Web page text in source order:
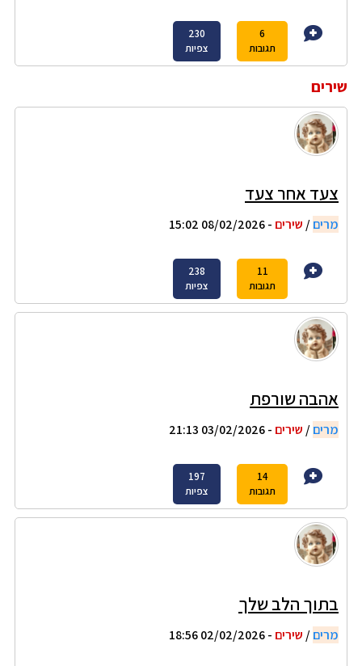
6
תגובות
230
צפיות
שירים
צעד אחר צעד
מרים/ שירים - 08/02/2026 15:02
11
תגובות
238
צפיות
אהבה שורפת
מרים/ שירים - 03/02/2026 21:13
14
תגובות
197
צפיות
בתוך הלב שלך
מרים/ שירים - 02/02/2026 18:56